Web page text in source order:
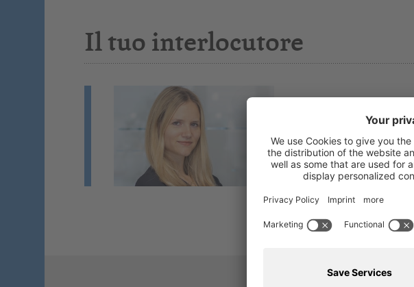
Il tuo interlocutore
Jasmin Sandri
Collaboratrice
Sede: Bolzano